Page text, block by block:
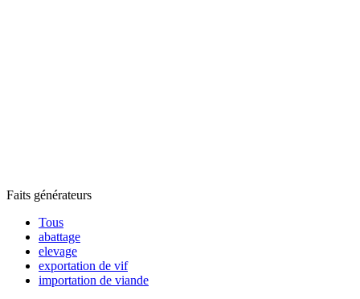
Faits générateurs
Tous
abattage
elevage
exportation de vif
importation de viande